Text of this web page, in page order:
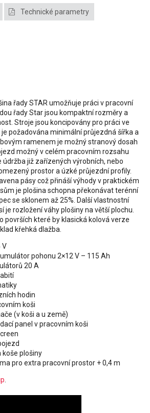
Technické parametry
řady STAR umožňuje práci v pracovní
řady Star jsou kompaktní rozměry a
Stroje jsou koncipovány pro práci ve
požadována minimální průjezdná šířka a
ramenem je možný stranový dosah
možný v celém pracovním rozsahu
údržba již zařízených výrobních, nebo
prostor a úzké průjezdní profily.
pásy což přináší výhody v praktickém
je plošina schopna překonávat terénní
se sklonem až 25%. Další vlastnostní
je rozložení váhy plošiny na větší plochu.
površích které by klasická kolová verze
křehká dlažba.
V
pohonu 2×12 V – 115 Ah
20 A
hodin
koši
(v koši a u země)
panel v pracovním koši
koše plošiny
pro extra pracovní prostor + 0,4 m